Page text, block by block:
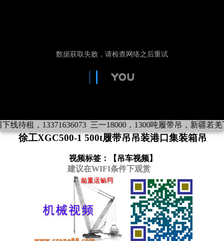
待租，13371636073 三一18000，1300吨履带吊，新疆若羌下
徐工XGC500-1 500t履带吊吊装港口集装箱吊
视频标签：【 吊车视频】
建议在WIFI条件下观赏